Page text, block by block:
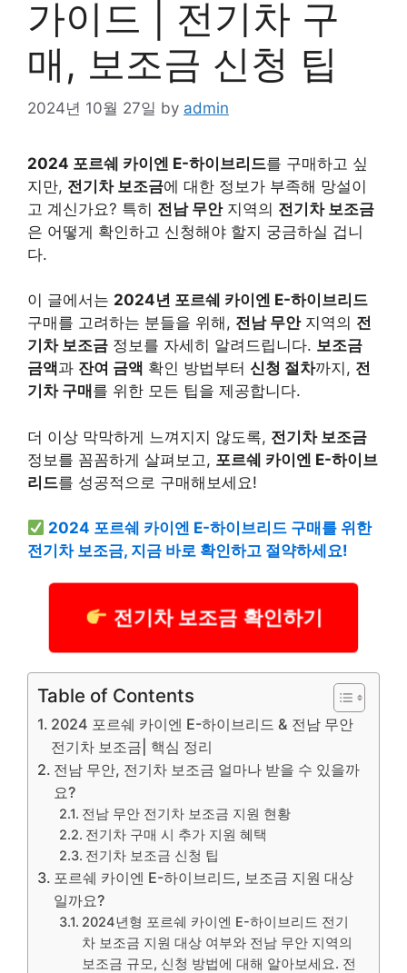
가이드 | 전기차 구
매, 보조금 신청 팁
2024년 10월 27일 by admin
2024 포르쉐 카이엔 E-하이브리드를 구매하고 싶
지만, 전기차 보조금에 대한 정보가 부족해 망설이
고 계신가요? 특히 전남 무안지역의 전기차 보조금
은 어떻게 확인하고 신청해야 할지 궁금하실 겁니
다.
이 글에서는 2024년 포르쉐 카이엔 E-하이브리드
구매를 고려하는 분들을 위해, 전남 무안지역의 전
기차 보조금 정보를 자세히 알려드립니다. 보조금
금액과 잔여 금액 확인 방법부터 신청 절차까지, 전
기차 구매 를 위한 모든 팁을 제공합니다.
더 이상 막막하게 느껴지지 않도록, 전기차 보조금
정보를 꼼꼼하게 살펴보고, 포르쉐 카이엔 E-하이브
리드를 성공적으로 구매해보세요!
2024 포르쉐 카이엔 E-하이브리드 구매를 위한
전기차 보조금, 지금 바로 확인하고 절약하세요!
전기차 보조금 확인하기
Table of Contents
2024 포르쉐 카이엔 E-하이브리드 & 전남 무안
전기차 보조금| 핵심 정리
전남 무안, 전기차 보조금 얼마나 받을 수 있을까
요?
전남 무안 전기차 보조금 지원 현황
전기차 구매 시 추가 지원 혜택
전기차 보조금 신청 팁
포르쉐 카이엔 E-하이브리드, 보조금 지원 대상
일까요?
2024년형 포르쉐 카이엔 E-하이브리드 전기
차 보조금 지원 대상 여부와 전남 무안 지역의
보조금 규모, 신청 방법에 대해 알아보세요. 전